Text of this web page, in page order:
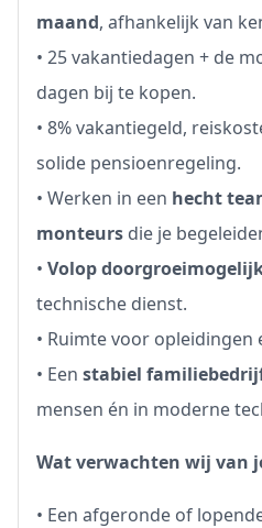
maand, afhankelijk van
• 25 vakantiedagen + de
dagen bij te kopen.
• 8% vakantiegeld,
solide pensioenregeling.
• Werken in een hecht
monteurs die je
• Volop
technische dienst.
• Ruimte voor
• Een stabiel
mensen én in moderne
Wat verwachten wij van
• Een afgeronde of